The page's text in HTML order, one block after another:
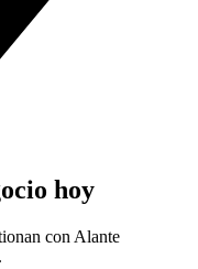
hoy
con Alante